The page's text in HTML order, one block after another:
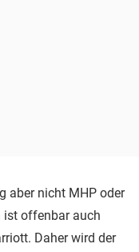
aber nicht MHP oder
ist offenbar auch
Daher wird der